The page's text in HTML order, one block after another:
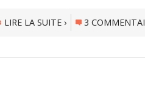
LIRE LA SUITE › 3